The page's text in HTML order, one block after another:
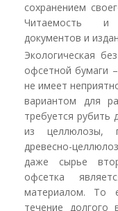
сохранением
Читаемость и
документов и
Экологическая
офсетной бумаги
не имеет
вариантом для
требуется рубить
из целлюлозы,
древесно-
даже сырье
офсетка
материалом. То
течение долгого